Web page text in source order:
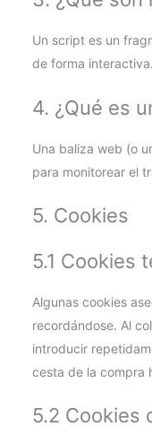
Un script es un
de forma
4. ¿Qué es
Una baliza web (o
para monitorear el
5. Cookies
5.1 Cookies
Algunas cookies
recordándose. Al
introducir
cesta de la compra
5.2 Cookies